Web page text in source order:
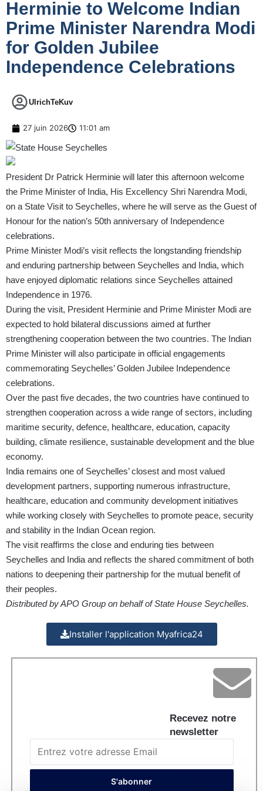
Herminie to Welcome Indian
Prime Minister Narendra Modi
for Golden Jubilee
Independence Celebrations
UlrichTeKuv
27 juin 2026 11:01 am
President Dr Patrick Herminie will later this afternoon welcome
the Prime Minister of India, His Excellency Shri Narendra Modi,
on a State Visit to Seychelles, where he will serve as the Guest of
Honour for the nation’s 50th anniversary of Independence
celebrations.
Prime Minister Modi’s visit reflects the longstanding friendship
and enduring partnership between Seychelles and India, which
have enjoyed diplomatic relations since Seychelles attained
Independence in 1976.
During the visit, President Herminie and Prime Minister Modi are
expected to hold bilateral discussions aimed at further
strengthening cooperation between the two countries. The Indian
Prime Minister will also participate in official engagements
commemorating Seychelles’ Golden Jubilee Independence
celebrations.
Over the past five decades, the two countries have continued to
strengthen cooperation across a wide range of sectors, including
maritime security, defence, healthcare, education, capacity
building, climate resilience, sustainable development and the blue
economy.
India remains one of Seychelles’ closest and most valued
development partners, supporting numerous infrastructure,
healthcare, education and community development initiatives
while working closely with Seychelles to promote peace, security
and stability in the Indian Ocean region.
The visit reaffirms the close and enduring ties between
Seychelles and India and reflects the shared commitment of both
nations to deepening their partnership for the mutual benefit of
their peoples.
Distributed by APO Group on behalf of State House Seychelles.
Installer l'application Myafrica24
Recevez notre
newsletter